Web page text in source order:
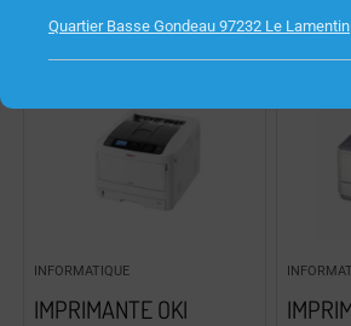
INFORMATIQUE
IMPRIMANTE OKI
Quartier Basse Gondeau 97232 Le Lamentin